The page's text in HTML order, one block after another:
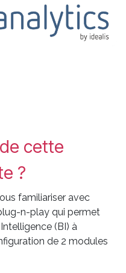
cette
?
familiariser avec
n-play qui permet
(BI) à
de 2 modules